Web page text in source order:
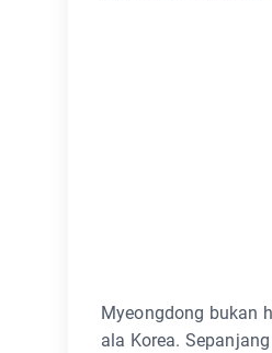
Myeongdong bukan
ala Korea.